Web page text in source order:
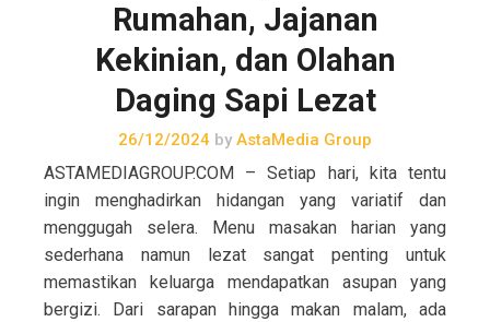
Rumahan, Jajanan
Kekinian, dan Olahan
Daging Sapi Lezat
26/12/2024 by AstaMedia Group
ASTAMEDIAGROUP.COM – Setiap hari, kita tentu
ingin menghadirkan hidangan yang variatif dan
menggugah selera. Menu masakan harian yang
sederhana namun lezat sangat penting untuk
memastikan keluarga mendapatkan asupan yang
bergizi. Dari sarapan hingga makan malam, ada